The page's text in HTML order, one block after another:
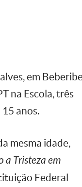
em Beberibe
na Escola, três
anos.
mesma idade,
a Tristeza em
Federal